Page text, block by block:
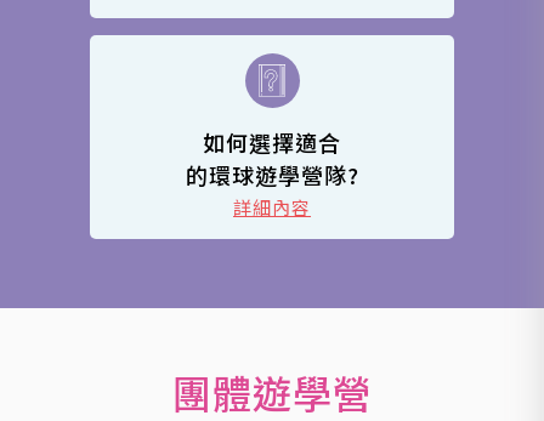
如何選擇適合
的環球遊學營隊?
詳細內容
團體遊學營